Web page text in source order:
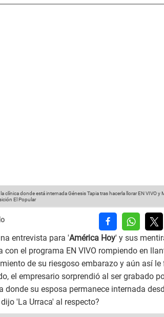
clínica donde está internada Génesis Tapia tras hacerla llorar EN VIVO
El Popular
entrevista para 'América Hoy' y sus
con el programa EN VIVO rompiendo en
de su riesgoso embarazo y aún así
el empresario sorprendió al ser grabado
donde su esposa permanece internada
'La Urraca' al respecto?